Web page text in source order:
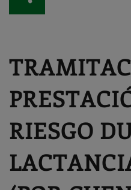
contenido
principal
RIESGO